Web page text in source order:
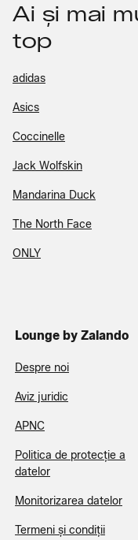
Ai și mai
top
adidas
Asics
Coccinelle
Jack Wolfskin
Mandarina Duck
The North Face
ONLY
Lounge by Zalando
Despre noi
Aviz juridic
APNC
Politica de protecție a
datelor
Monitorizarea datelor
Termeni și condiții